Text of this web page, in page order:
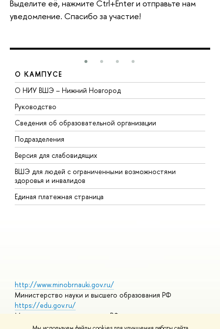
Выделите её, нажмите Ctrl+Enter и отправьте нам
уведомление. Спасибо за участие!
О КАМПУСЕ
О НИУ ВШЭ – Нижний Новгород
Руководство
Сведения об образовательной организации
Подразделения
Версия для слабовидящих
ВШЭ для людей с ограниченными возможностями
здоровья и инвалидов
Единая платежная страница
http://www.minobrnauki.gov.ru/
Министерство науки и высшего образования РФ
https://edu.gov.ru/
Министерство просвещения РФ
https://elearning.hse.ru/mooc